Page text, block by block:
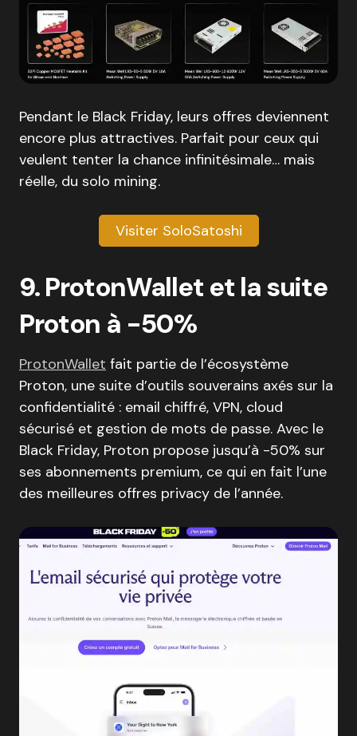
Pendant le Black Friday, leurs offres deviennent
encore plus attractives. Parfait pour ceux qui
veulent tenter la chance infinitésimale… mais
réelle, du solo mining.
Visiter SoloSatoshi
9. ProtonWallet et la suite
Proton à -50%
ProtonWallet fait partie de l’écosystème
Proton, une suite d’outils souverains axés sur la
confidentialité : email chiffré, VPN, cloud
sécurisé et gestion de mots de passe. Avec le
Black Friday, Proton propose jusqu’à -50% sur
ses abonnements premium, ce qui en fait l’une
des meilleures offres privacy de l’année.